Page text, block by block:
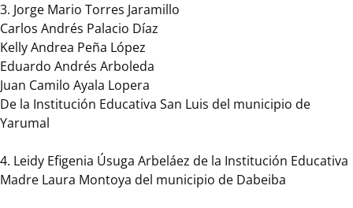
3. Jorge Mario Torres Jaramillo
Carlos Andrés Palacio Díaz
Kelly Andrea Peña López
Eduardo Andrés Arboleda
Juan Camilo Ayala Lopera
De la Institución Educativa San Luis del municipio de
Yarumal
4. Leidy Efigenia Úsuga Arbeláez de la Institución Educativa
Madre Laura Montoya del municipio de Dabeiba
de
Antioquia
a
través
del
Plan
de
Unidos
por